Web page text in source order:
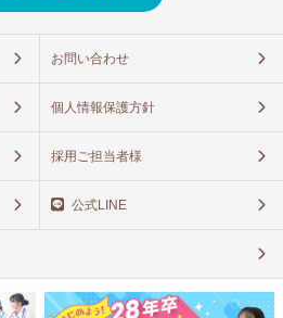
お問い合わせ
個人情報保護方針
採用ご担当者様
公式LINE